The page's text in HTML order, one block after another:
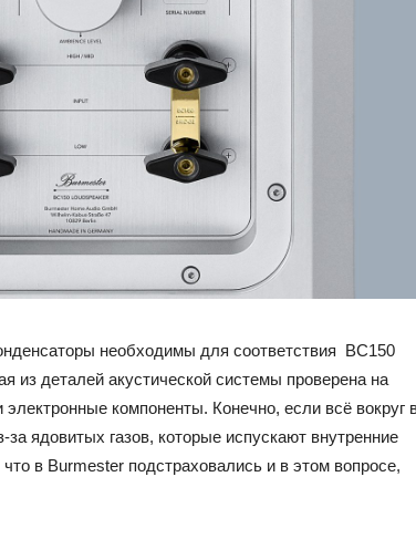
необходимы для соответствия BC150
из деталей акустической системы проверена на
компоненты. Конечно, если всё вокруг
ядовитых газов, которые испускают внутренние
в Burmester подстраховались и в этом вопросе,